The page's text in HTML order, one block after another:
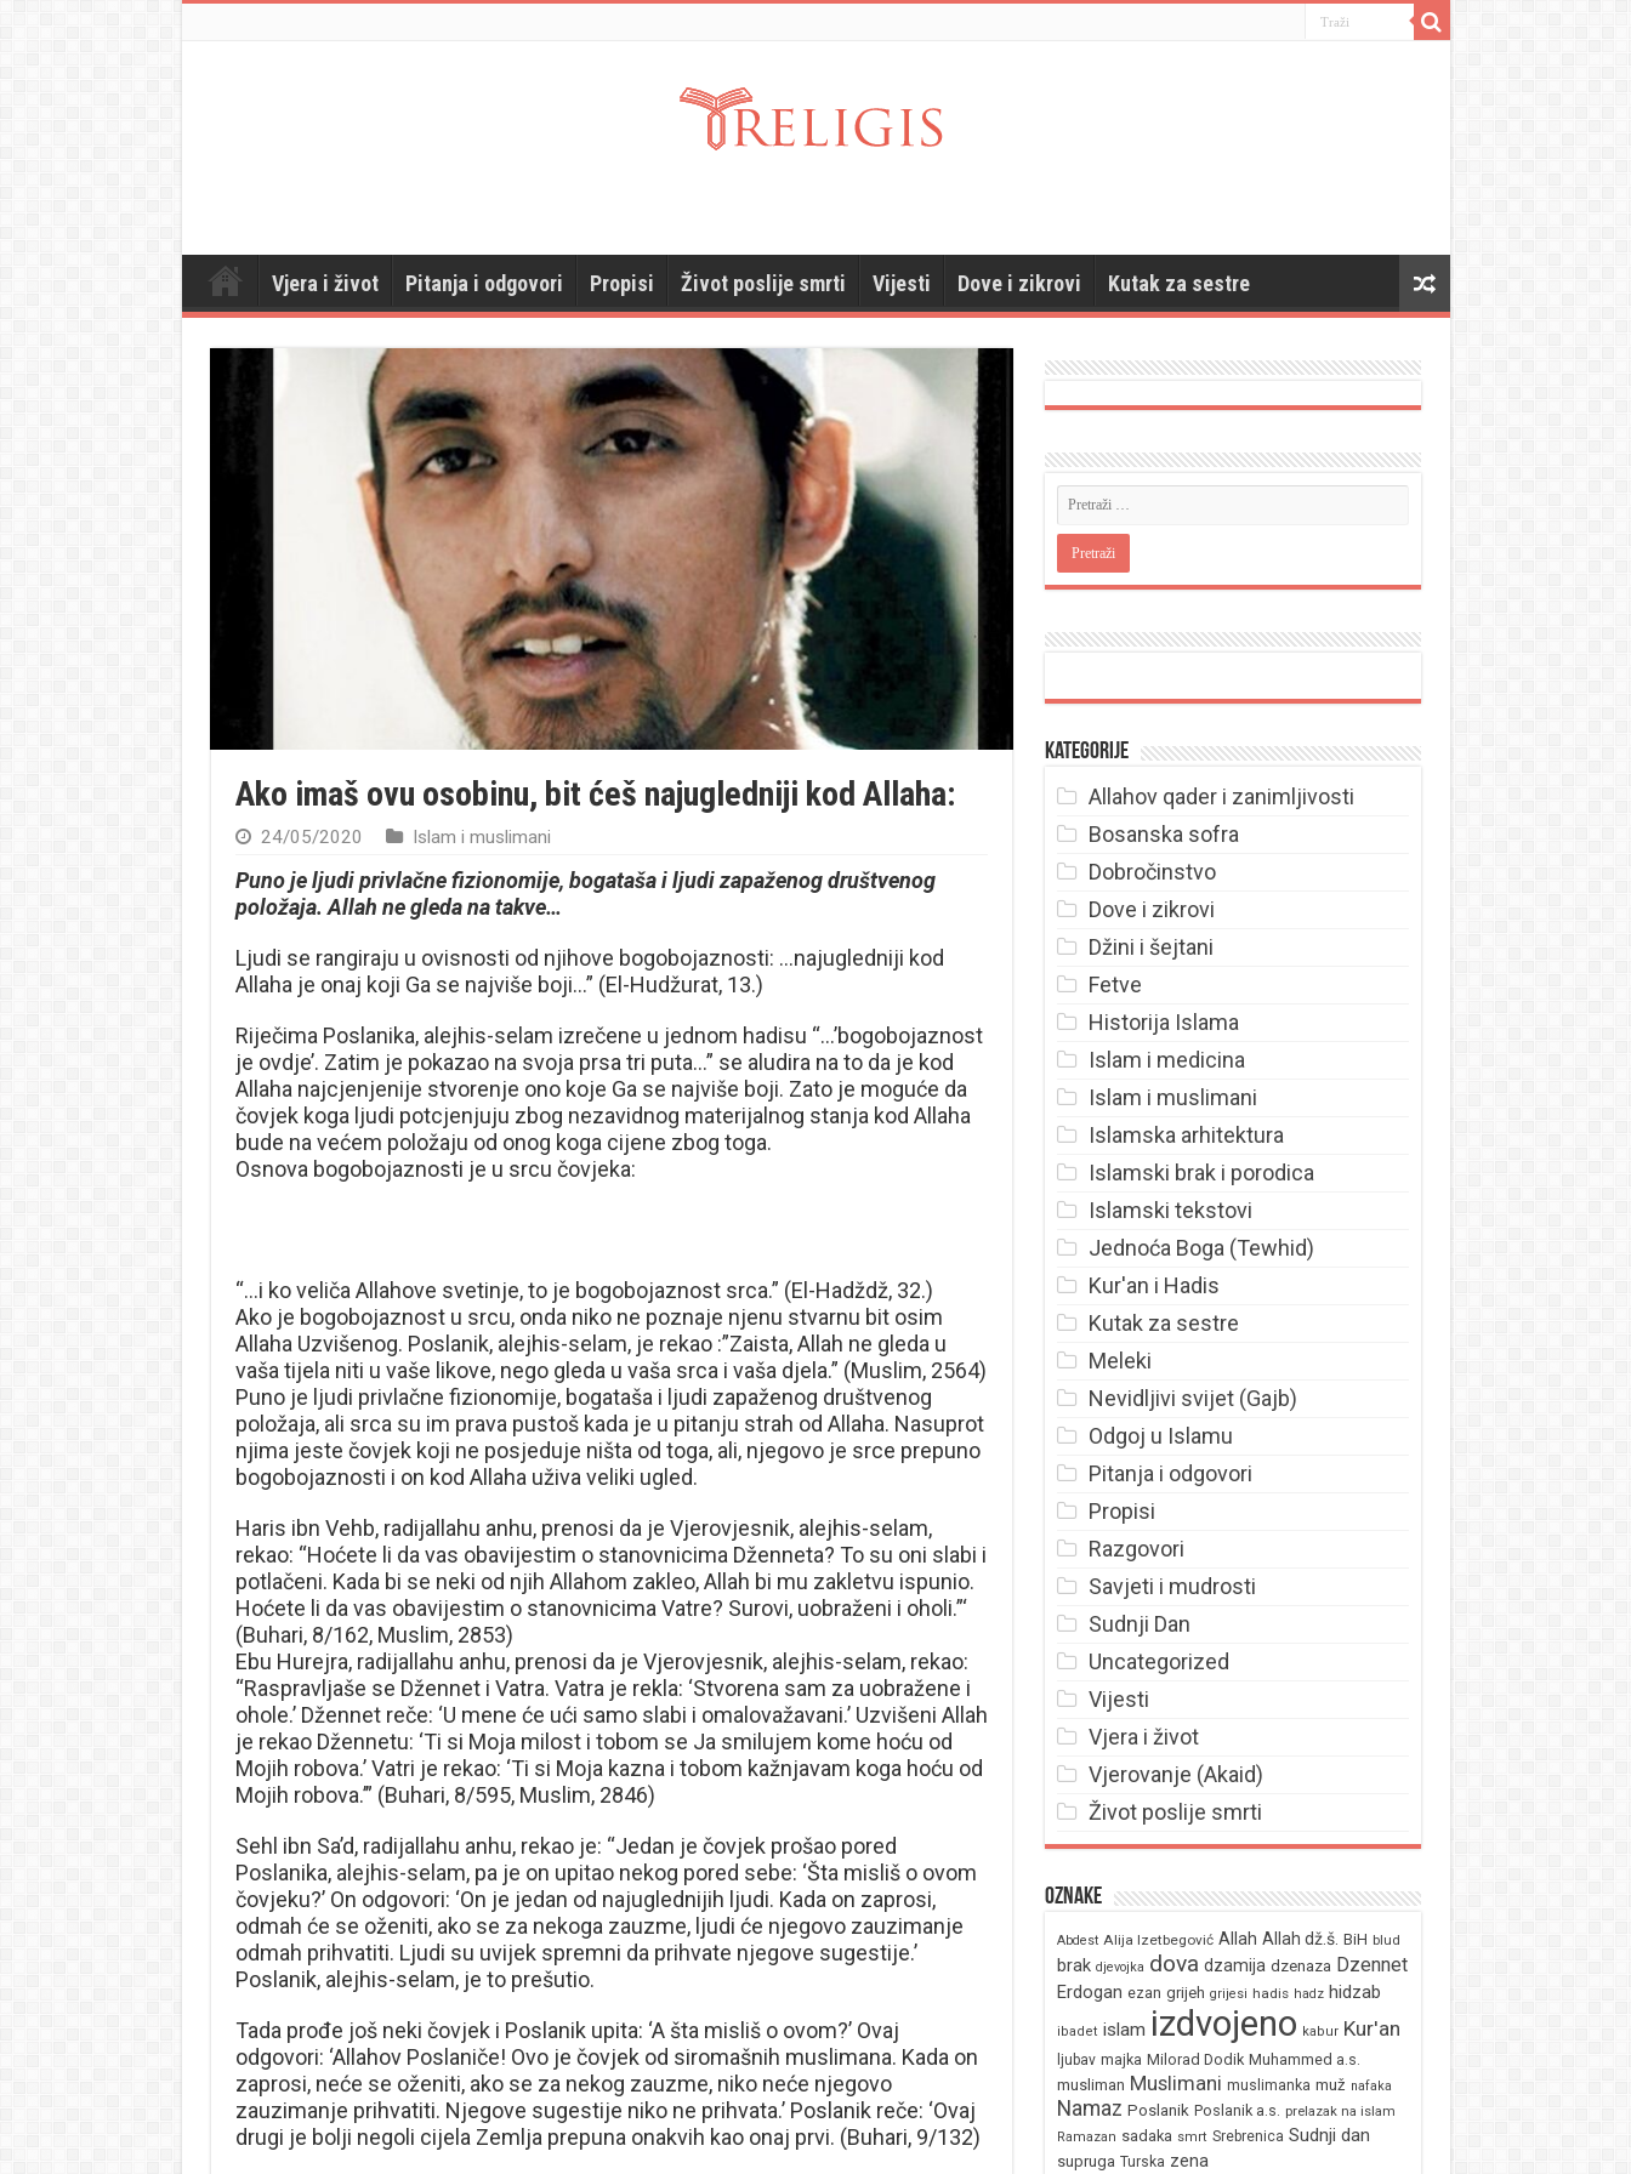
Vjera i život Pitanja i odgovori Propisi Život poslije smrti Vijesti Dove i zikrovi Kutak za sestre
Ako imaš ovu osobinu, bit ćeš najugledniji kod Allaha:
24/05/2020 Islam i muslimani
Puno je ljudi privlačne fizionomije, bogataša i ljudi zapaženog društvenog
položaja. Allah ne gleda na takve…
Ljudi se rangiraju u ovisnosti od njihove bogobojaznosti: …najugledniji kod
Allaha je onaj koji Ga se najviše boji…” (El-Hudžurat, 13.)
Riječima Poslanika, alejhis-selam izrečene u jednom hadisu “…’bogobojaznost
je ovdje’. Zatim je pokazao na svoja prsa tri puta…” se aludira na to da je kod
Allaha najcjenjenije stvorenje ono koje Ga se najviše boji. Zato je moguće da
čovjek koga ljudi potcjenjuju zbog nezavidnog materijalnog stanja kod Allaha
bude na većem položaju od onog koga cijene zbog toga.
Osnova bogobojaznosti je u srcu čovjeka:
“…i ko veliča Allahove svetinje, to je bogobojaznost srca.” (El-Hadždž, 32.)
Ako je bogobojaznost u srcu, onda niko ne poznaje njenu stvarnu bit osim
Allaha Uzvišenog. Poslanik, alejhis-selam, je rekao :”Zaista, Allah ne gleda u
vaša tijela niti u vaše likove, nego gleda u vaša srca i vaša djela.” (Muslim, 2564)
Puno je ljudi privlačne fizionomije, bogataša i ljudi zapaženog društvenog
položaja, ali srca su im prava pustoš kada je u pitanju strah od Allaha. Nasuprot
njima jeste čovjek koji ne posjeduje ništa od toga, ali, njegovo je srce prepuno
bogobojaznosti i on kod Allaha uživa veliki ugled.
Haris ibn Vehb, radijallahu anhu, prenosi da je Vjerovjesnik, alejhis-selam,
rekao: “Hoćete li da vas obavijestim o stanovnicima Dženneta? To su oni slabi i
potlačeni. Kada bi se neki od njih Allahom zakleo, Allah bi mu zakletvu ispunio.
Hoćete li da vas obavijestim o stanovnicima Vatre? Surovi, uobraženi i oholi.”‘
(Buhari, 8/162, Muslim, 2853)
Ebu Hurejra, radijallahu anhu, prenosi da je Vjerovjesnik, alejhis-selam, rekao:
“Raspravljaše se Džennet i Vatra. Vatra je rekla: ‘Stvorena sam za uobražene i
ohole.’ Džennet reče: ‘U mene će ući samo slabi i omalovažavani.’ Uzvišeni Allah
je rekao Džennetu: ‘Ti si Moja milost i tobom se Ja smilujem kome hoću od
Mojih robova.’ Vatri je rekao: ‘Ti si Moja kazna i tobom kažnjavam koga hoću od
Mojih robova.’” (Buhari, 8/595, Muslim, 2846)
Sehl ibn Sa’d, radijallahu anhu, rekao je: “Jedan je čovjek prošao pored
Poslanika, alejhis-selam, pa je on upitao nekog pored sebe: ‘Šta misliš o ovom
čovjeku?’ On odgovori: ‘On je jedan od najuglednijih ljudi. Kada on zaprosi,
odmah će se oženiti, ako se za nekoga zauzme, ljudi će njegovo zauzimanje
odmah prihvatiti. Ljudi su uvijek spremni da prihvate njegove sugestije.’
Poslanik, alejhis-selam, je to prešutio.
Tada prođe još neki čovjek i Poslanik upita: ‘A šta misliš o ovom?’ Ovaj
odgovori: ‘Allahov Poslaniče! Ovo je čovjek od siromašnih muslimana. Kada on
zaprosi, neće se oženiti, ako se za nekog zauzme, niko neće njegovo
zauzimanje prihvatiti. Njegove sugestije niko ne prihvata.’ Poslanik reče: ‘Ovaj
drugi je bolji negoli cijela Zemlja prepuna onakvih kao onaj prvi. (Buhari, 9/132)
Kategorije
Allahov qader i zanimljivosti
Bosanska sofra
Dobročinstvo
Dove i zikrovi
Džini i šejtani
Fetve
Historija Islama
Islam i medicina
Islam i muslimani
Islamska arhitektura
Islamski brak i porodica
Islamski tekstovi
Jednoća Boga (Tewhid)
Kur'an i Hadis
Kutak za sestre
Meleki
Nevidljivi svijet (Gajb)
Odgoj u Islamu
Pitanja i odgovori
Propisi
Razgovori
Savjeti i mudrosti
Sudnji Dan
Uncategorized
Vijesti
Vjera i život
Vjerovanje (Akaid)
Život poslije smrti
Oznake
Abdest Alija Izetbegović Allah Allah dž.š. BiH blud
brak djevojka dova dzamija dzenaza Dzennet
Erdogan ezan grijeh grijesi hadis hadz hidzab
ibadet islam izdvojeno kabur Kur'an
ljubav majka Milorad Dodik Muhammed a.s.
musliman Muslimani muslimanka muž nafaka
Namaz Poslanik Poslanik a.s. prelazak na islam
Ramazan sadaka smrt Srebrenica Sudnji dan
supruga Turska zena